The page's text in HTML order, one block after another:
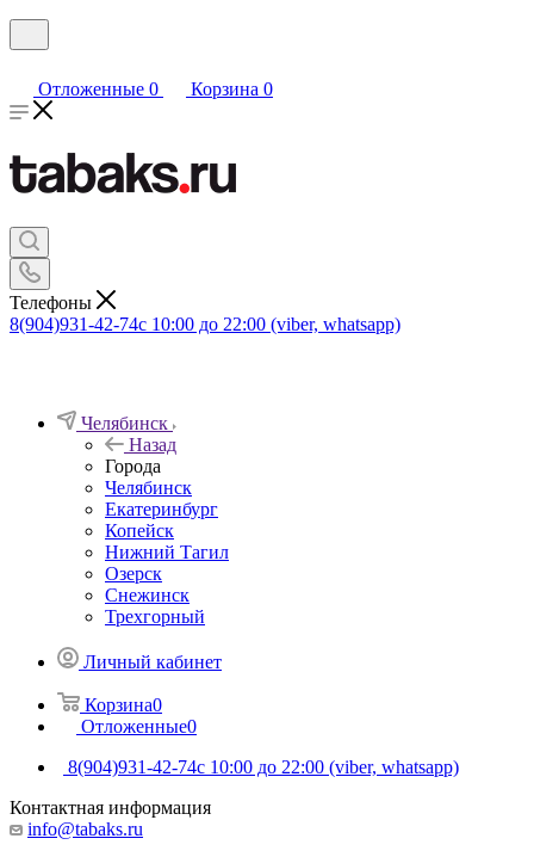
Отложенные 0 Корзина 0
Телефоны
8(904)931-42-74с 10:00 до 22:00 (viber, whatsapp)
Челябинск
Назад
Города
Челябинск
Екатеринбург
Копейск
Нижний Тагил
Озерск
Снежинск
Трехгорный
Личный кабинет
Корзина0
Отложенные0
8(904)931-42-74с 10:00 до 22:00 (viber, whatsapp)
Контактная информация
info@tabaks.ru